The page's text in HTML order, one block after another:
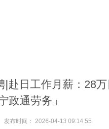
赴日工作月薪：28万
政通劳务」
发布时间： 2026-04-13 09:14:55